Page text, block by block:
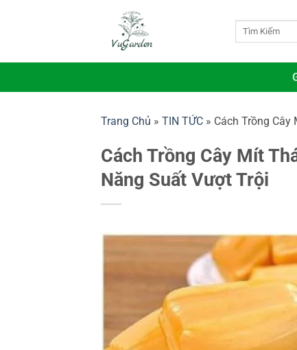
dung
Trang Chủ » TIN TỨC » Cách Trồng
Cách Trồng Cây Mít
Năng Suất Vượt Trội